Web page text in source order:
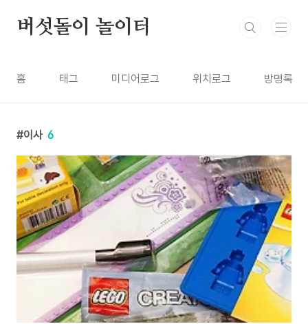
버섯돌이 놀이터
홈 태그 미디어로그 위치로그 방명록
이사 6